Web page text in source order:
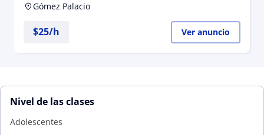
Gómez Palacio
$25/h Ver anuncio
Nivel de las clases
Adolescentes